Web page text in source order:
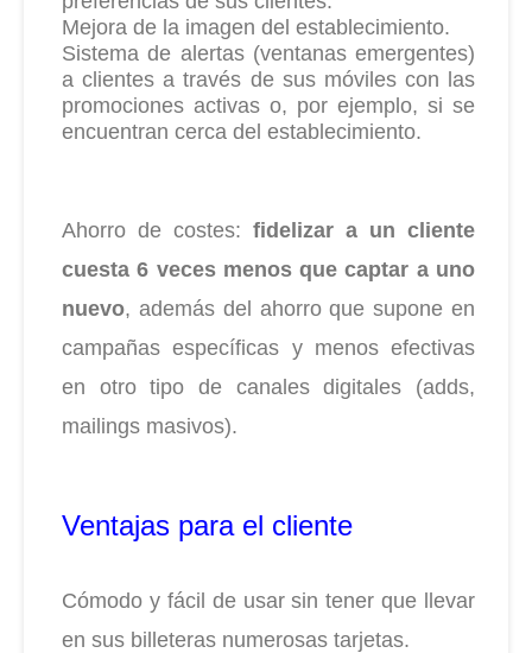
Mejora de la imagen del establecimiento.
Sistema de alertas (ventanas emergentes)
a clientes a través de sus móviles con las
promociones activas o, por ejemplo, si se
encuentran cerca del establecimiento.
Ahorro de costes: fidelizar a un cliente
cuesta 6 veces menos que captar a uno
nuevo, además del ahorro que supone en
campañas específicas y menos efectivas
en otro tipo de canales digitales (adds,
mailings masivos).
Ventajas para el cliente
Cómodo y fácil de usar sin tener que llevar
en sus billeteras numerosas tarjetas.